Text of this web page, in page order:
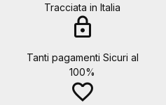
Tracciata in Italia
lock
Tanti pagamenti Sicuri al
100%
favorite_border